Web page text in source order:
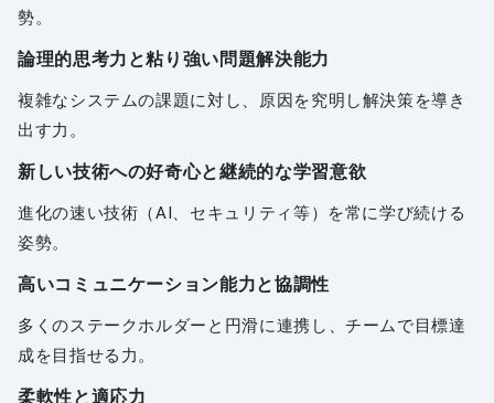
勢。
論理的思考力と粘り強い問題解決能力
複雑なシステムの課題に対し、原因を究明し解決策を導き
出す力。
新しい技術への好奇心と継続的な学習意欲
進化の速い技術（AI、セキュリティ等）を常に学び続ける
姿勢。
高いコミュニケーション能力と協調性
多くのステークホルダーと円滑に連携し、チームで目標達
成を目指せる力。
柔軟性と適応力